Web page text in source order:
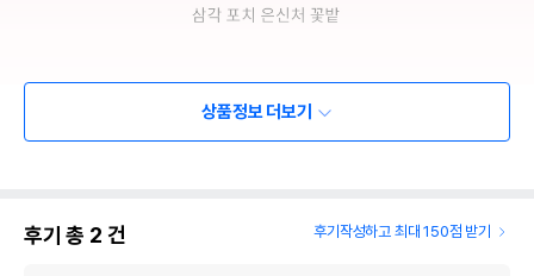
상품정보 더보기
후기 총 2 건 후기작성하고 최대 150점 받기